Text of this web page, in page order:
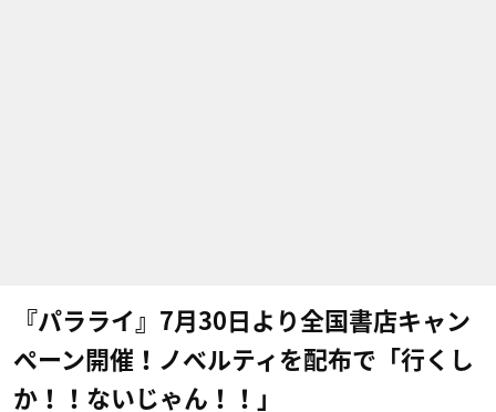
『パラライ』7月30日より全国書店キャン
ペーン開催！ノベルティを配布で「行くし
か！！ないじゃん！！」